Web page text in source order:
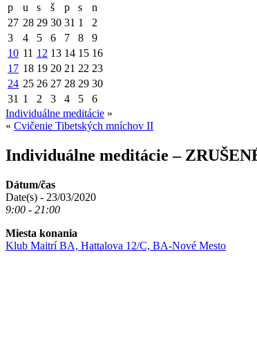
p
u s š p s
n
27 28 29 30 31 1
2
3
4 5 6 7 8
9
10 11 12 13 14 15 16
17 18 19 20 21 22 23
24 25 26 27 28 29 30
31 1 2 3 4 5
6
Individuálne meditácie »
« Cvičenie Tibetských mníchov II
Individuálne meditácie –
Dátum/čas
Date(s) - 23/03/2020
9:00 - 21:00
Miesta konania
Klub Maitrí BA, Hattalova 12/C, BA-Nové Mesto